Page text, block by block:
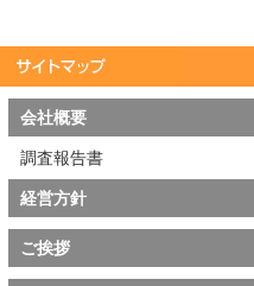
会社概要
調査報告書
経営方針
ご挨拶